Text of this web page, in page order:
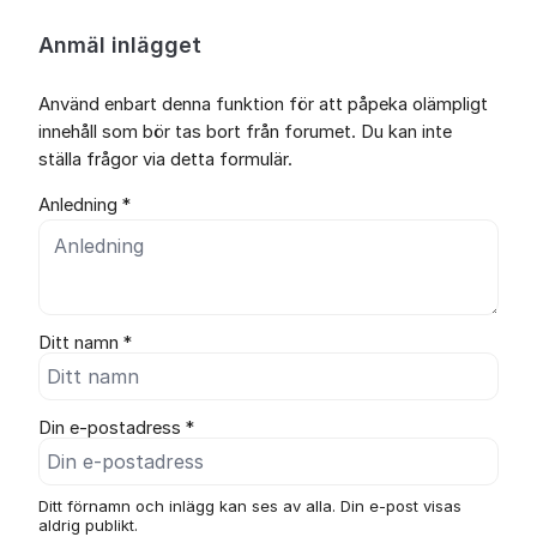
Anmäl inlägget
Använd enbart denna funktion för att påpeka olämpligt
innehåll som bör tas bort från forumet. Du kan inte
ställa frågor via detta formulär.
Anledning *
Ditt namn *
Din e-postadress *
Ditt förnamn och inlägg kan ses av alla. Din e-post visas
aldrig publikt.